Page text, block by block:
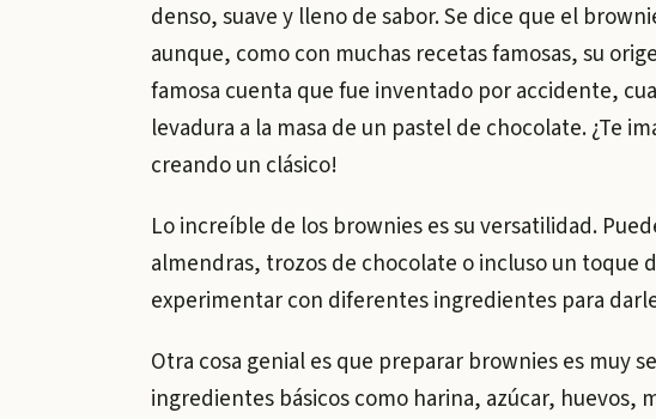
denso, suave y lleno de sabor. Se dice que el
aunque, como con muchas recetas famosas, su
famosa cuenta que fue inventado por accidente,
levadura a la masa de un pastel de chocolate. ¿Te
creando un clásico!
Lo increíble de los brownies es su versatilidad.
almendras, trozos de chocolate o incluso un toque
experimentar con diferentes ingredientes para
Otra cosa genial es que preparar brownies es muy
ingredientes básicos como harina, azúcar, huevos,